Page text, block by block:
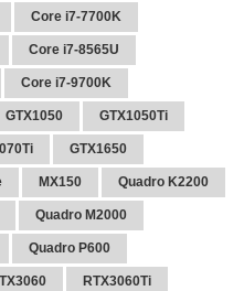
Core i7-7700K
Core i7-8565U
Core i7-9700K
GTX1050 GTX1050Ti
GTX1650
MX150 Quadro K2200
Quadro M2000
Quadro P600
RTX3060Ti